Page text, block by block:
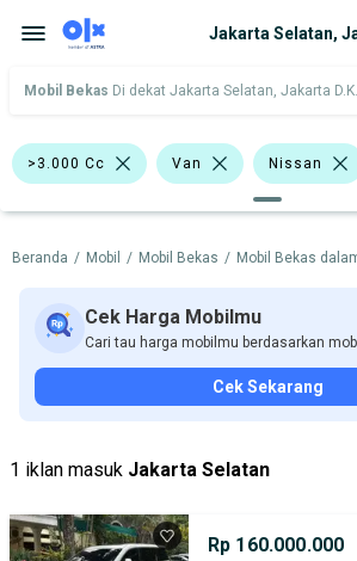
Jakarta Selatan,
Mobil Bekas Di dekat Jakarta Selatan, Jakarta
>3.000 Cc Van Nissan
Harga Merek Dan Model
Tipe Bodi Tipe Membership
Beranda / Mobil / Mobil Bekas / Mobil Bekas
Cek Harga Mobilmu
Cari tau harga mobilmu berdasarkan
Cek Sekarang
1 iklan masuk Jakarta Selatan
Rp 160.000.000